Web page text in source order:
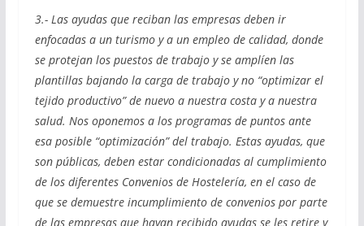
3.- Las ayudas que reciban las empresas deben ir
enfocadas a un turismo y a un empleo de calidad, donde
se protejan los puestos de trabajo y se amplíen las
plantillas bajando la carga de trabajo y no “optimizar el
tejido productivo” de nuevo a nuestra costa y a nuestra
salud. Nos oponemos a los programas de puntos ante
esa posible “optimización” del trabajo. Estas ayudas, que
son públicas, deben estar condicionadas al cumplimiento
de los diferentes Convenios de Hostelería, en el caso de
que se demuestre incumplimiento de convenios por parte
de las empresas que hayan recibido ayudas se les retire y